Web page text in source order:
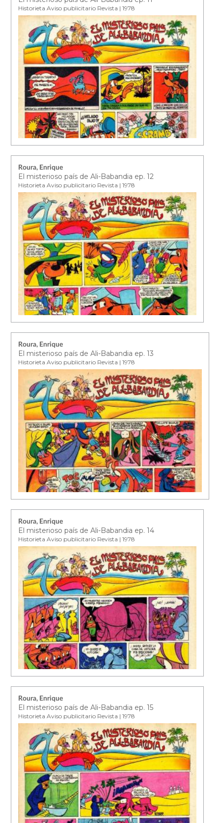
Historieta Aviso publicitario Revista | 1978
Roura, Enrique
El misterioso país de Ali-Babandia ep. 12
Historieta Aviso publicitario Revista | 1978
Roura, Enrique
El misterioso país de Ali-Babandia ep. 13
Historieta Aviso publicitario Revista | 1978
Roura, Enrique
El misterioso país de Ali-Babandia ep. 14
Historieta Aviso publicitario Revista | 1978
Roura, Enrique
El misterioso país de Ali-Babandia ep. 15
Historieta Aviso publicitario Revista | 1978